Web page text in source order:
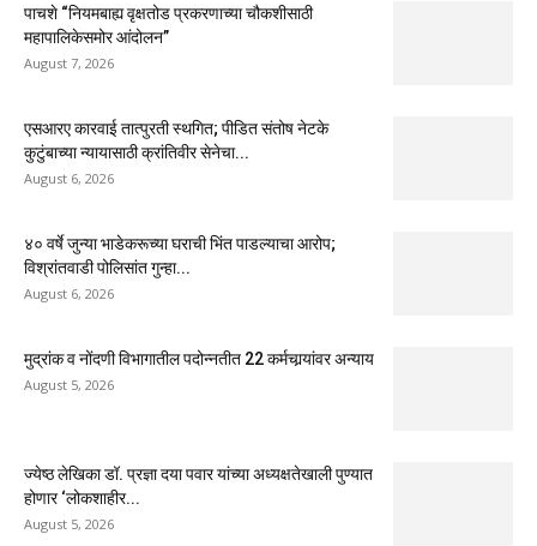
पाचशे “नियमबाह्य वृक्षतोड प्रकरणाच्या चौकशीसाठी
महापालिकेसमोर आंदोलन”
August 7, 2026
एसआरए कारवाई तात्पुरती स्थगित; पीडित संतोष नेटके
कुटुंबाच्या न्यायासाठी क्रांतिवीर सेनेचा...
August 6, 2026
४० वर्षे जुन्या भाडेकरूच्या घराची भिंत पाडल्याचा आरोप;
विश्रांतवाडी पोलिसांत गुन्हा...
August 6, 2026
मुद्रांक व नोंदणी विभागातील पदोन्नतीत 22 कर्मचार्‍यांवर अन्याय
August 5, 2026
ज्येष्ठ लेखिका डॉ. प्रज्ञा दया पवार यांच्या अध्यक्षतेखाली पुण्यात
होणार ‘लोकशाहीर...
August 5, 2026